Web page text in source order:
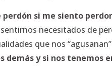
perdón si me siento
necesitados de
que nos
demás y si nos tenemos